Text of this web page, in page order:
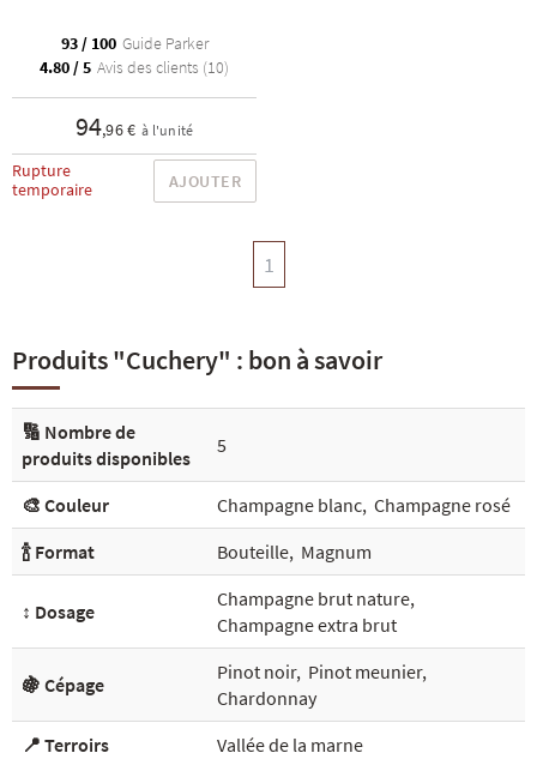
93 / 100 Guide Parker
4.80 / 5 Avis des clients (10)
94,96 € à l'unité
Rupture
temporaire
AJOUTER
1
Produits "Cuchery" : bon à savoir
🔢 Nombre de
produits disponibles
5
🎨 Couleur Champagne blanc, Champagne rosé
🍾 Format
Bouteille, Magnum
↕️ Dosage
Champagne brut nature,
Champagne extra brut
🍇 Cépage
Pinot noir, Pinot meunier,
Chardonnay
📍 Terroirs
Vallée de la marne